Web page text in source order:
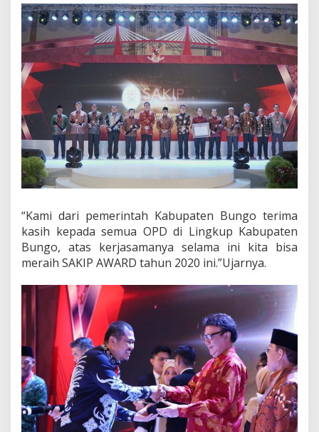
0
2
0
D
a
i
K
e
m
e
n
p
n
B
.
“Kami dari pemerintah Kabupaten Bungo terima
kasih kepada semua OPD di Lingkup Kabupaten
Bungo, atas kerjasamanya selama ini kita bisa
meraih SAKIP AWARD tahun 2020 ini.”Ujarnya.